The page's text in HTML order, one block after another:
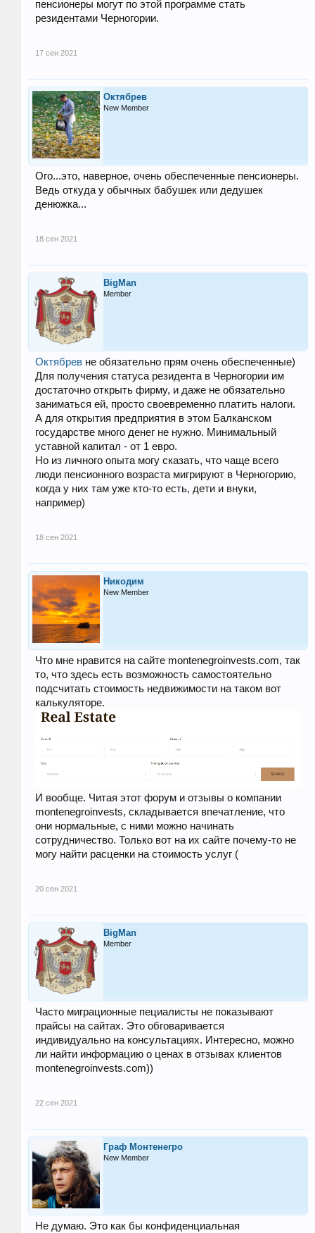
пенсионеры могут по этой программе стать
резидентами Черногории.
17 сен 2021
Октябрев
New Member
Ого...это, наверное, очень обеспеченные пенсионеры.
Ведь откуда у обычных бабушек или дедушек
денюжка...
18 сен 2021
BigMan
Member
Октябрев не обязательно прям очень обеспеченные)
Для получения статуса резидента в Черногории им
достаточно открыть фирму, и даже не обязательно
заниматься ей, просто своевременно платить налоги.
А для открытия предприятия в этом Балканском
государстве много денег не нужно. Минимальный
уставной капитал - от 1 евро.
Но из личного опыта могу сказать, что чаще всего
люди пенсионного возраста мигрируют в Черногорию,
когда у них там уже кто-то есть, дети и внуки,
например)
18 сен 2021
Никодим
New Member
Что мне нравится на сайте montenegroinvests.com, так
то, что здесь есть возможность самостоятельно
подсчитать стоимость недвижимости на таком вот
калькуляторе.
И вообще. Читая этот форум и отзывы о компании
montenegroinvests, складывается впечатление, что
они нормальные, с ними можно начинать
сотрудничество. Только вот на их сайте почему-то не
могу найти расценки на стоимость услуг (
20 сен 2021
BigMan
Member
Часто миграционные пециалисты не показывают
прайсы на сайтах. Это обговаривается
индивидуально на консультациях. Интересно, можно
ли найти информацию о ценах в отзывах клиентов
montenegroinvests.com))
22 сен 2021
Граф Монтенегро
New Member
Не думаю. Это как бы конфиденциальная